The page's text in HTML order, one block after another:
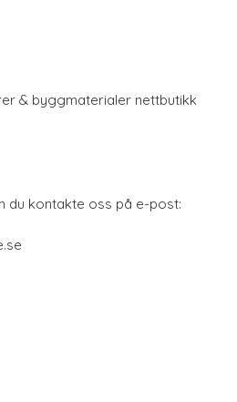
& byggmaterialer nettbutikk
du kontakte oss på e-post: